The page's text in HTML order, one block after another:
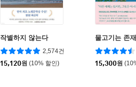
작별하지 않는다
2,574건
15,120원 (10% 할인)
물고기는 존
15,300원